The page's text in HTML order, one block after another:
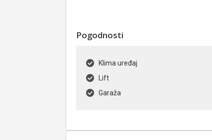
Pogodnosti
Klima uređaj
Lift
Garaža